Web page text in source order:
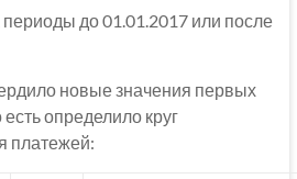
до 01.01.2017 или после
новые значения первых
определило круг
платежей: